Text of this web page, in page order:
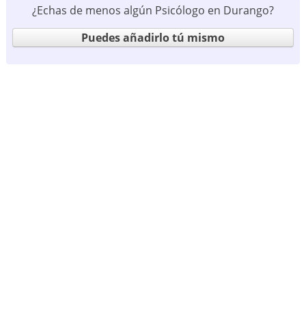
¿Echas de menos algún Psicólogo en Durango?
Puedes añadirlo tú mismo